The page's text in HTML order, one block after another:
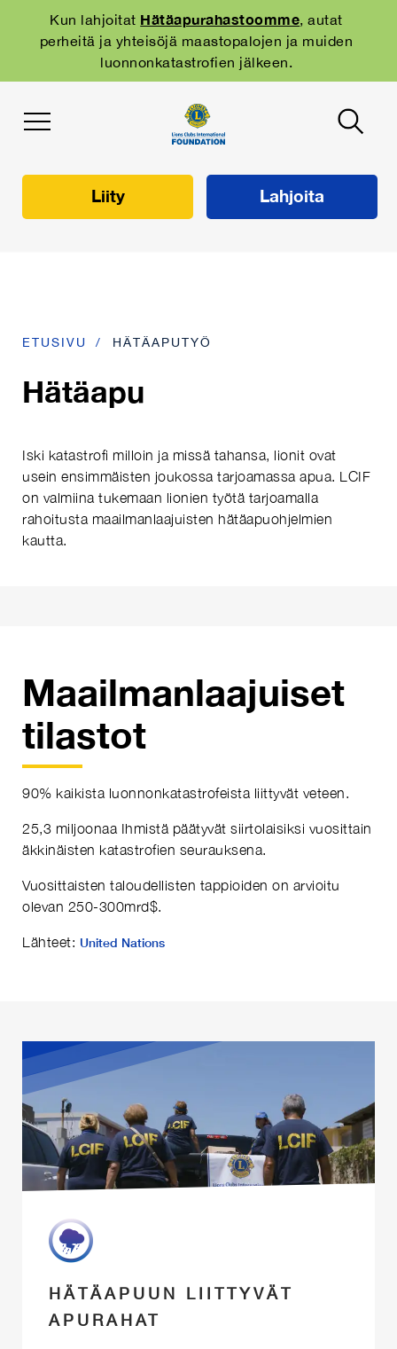
navigation
Kun lahjoitat Hätäapurahastoomme, autat
perheitä ja yhteisöjä maastopalojen ja muiden
luonnonkatastrofien jälkeen.
Liity Lahjoita
ETUSIVU HÄTÄAPUTYÖ
Hätäapu
Iski katastrofi milloin ja missä tahansa, lionit ovat
usein ensimmäisten joukossa tarjoamassa apua. LCIF
on valmiina tukemaan lionien työtä tarjoamalla
rahoitusta maailmanlaajuisten hätäapuohjelmien
kautta.
Maailmanlaajuiset
tilastot
90% kaikista luonnonkatastrofeista liittyvät veteen.
25,3 miljoonaa Ihmistä päätyvät siirtolaisiksi vuosittain
äkkinäisten katastrofien seurauksena.
Vuosittaisten taloudellisten tappioiden on arvioitu
olevan 250-300mrd$.
Lähteet: United Nations
HÄTÄAPUUN LIITTYVÄT
APURAHAT